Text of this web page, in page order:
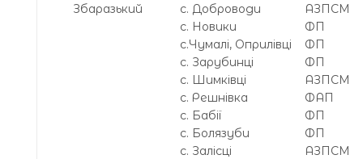
Збаразький
с. Доброводи
АЗПСМ
с. Новики
ФП
с.Чумалі, Оприлівці
ФП
с. Зарубинці
ФП
с. Шимківці
АЗПСМ
с. Решнівка
ФАП
с. Бабії
ФП
с. Болязуби
ФП
с. Залісці
АЗПСМ